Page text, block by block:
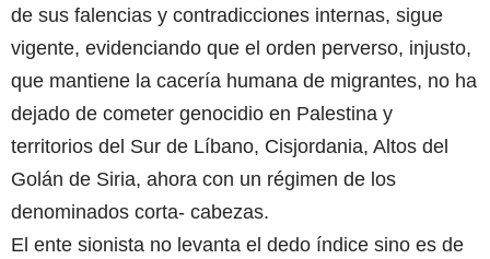
de sus falencias y contradicciones internas, sigue
vigente, evidenciando que el orden perverso, injusto,
que mantiene la cacería humana de migrantes, no ha
dejado de cometer genocidio en Palestina y
territorios del Sur de Líbano, Cisjordania, Altos del
Golán de Siria, ahora con un régimen de los
denominados corta- cabezas.
El ente sionista no levanta el dedo índice sino es de